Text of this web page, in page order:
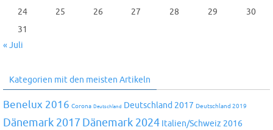
24
25 26 27 28 29
30
31
« Juli
Kategorien mit den meisten Artikeln
Benelux 2016 Corona Deutschland Deutschland 2017 Deutschland 2019
Dänemark 2017 Dänemark 2024 Italien/Schweiz 2016